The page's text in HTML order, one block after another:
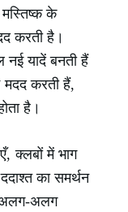
के
करती है।
यादें बनती हैं
मदद करती हैं,
है।
क्लबों में भाग
का समर्थन
अलग-अलग